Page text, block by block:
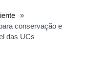
»
conservação e
das UCs